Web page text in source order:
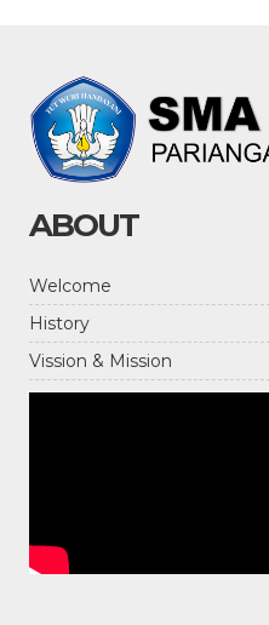
ABOUT
Welcome
History
Vission & Mission